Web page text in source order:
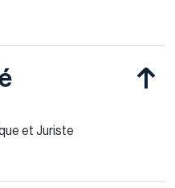
et Juriste